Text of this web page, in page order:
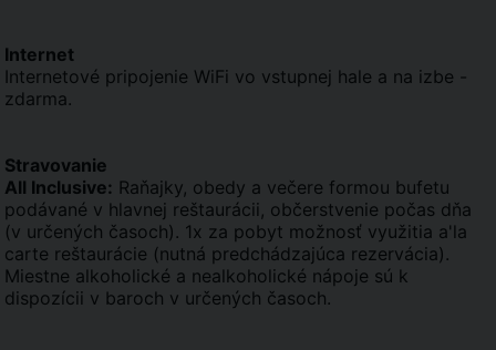
Internet
Internetové pripojenie WiFi vo vstupnej hale a na izbe -
zdarma.
Stravovanie
All Inclusive: Raňajky, obedy a večere formou bufetu
podávané v hlavnej reštaurácii, občerstvenie počas dňa
(v určených časoch). 1x za pobyt možnosť využitia a'la
carte reštaurácie (nutná predchádzajúca rezervácia).
Miestne alkoholické a nealkoholické nápoje sú k
dispozícii v baroch v určených časoch.